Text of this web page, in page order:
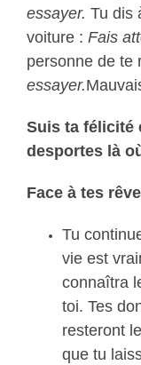
essayer. Tu dis
voiture : Fais
personne de te
essayer.
Suis ta félicité
desportes là
Face à tes
Tu
vie est
connaîtra
toi. Tes
resteront
que tu